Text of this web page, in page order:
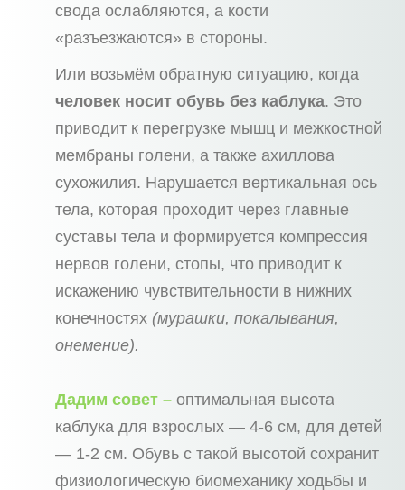
свода ослабляются, а кости
«разъезжаются» в стороны.
Или возьмём обратную ситуацию, когда
человек носит обувь без каблука. Это
приводит к перегрузке мышц и межкостной
мембраны голени, а также ахиллова
сухожилия. Нарушается вертикальная ось
тела, которая проходит через главные
суставы тела и формируется компрессия
нервов голени, стопы, что приводит к
искажению чувствительности в нижних
конечностях (мурашки, покалывания,
онемение).
Дадим совет – оптимальная высота
каблука для взрослых — 4-6 см, для детей
— 1-2 см. Обувь с такой высотой сохранит
физиологическую биомеханику ходьбы и